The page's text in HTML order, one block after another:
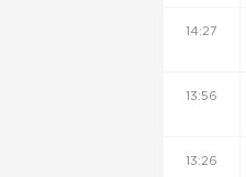
14:27
13:56
13:26